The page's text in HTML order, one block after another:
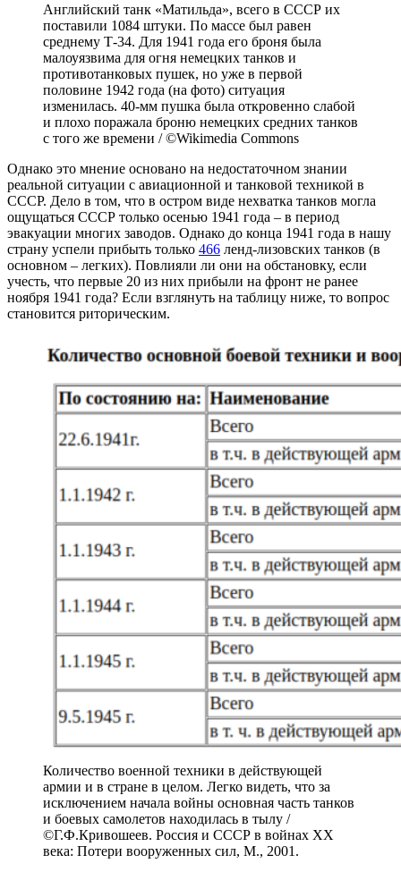
Английский танк «Матильда», всего в СССР их
поставили 1084 штуки. По массе был равен
среднему Т-34. Для 1941 года его броня была
малоуязвима для огня немецких танков и
противотанковых пушек, но уже в первой
половине 1942 года (на фото) ситуация
изменилась. 40-мм пушка была откровенно слабой
и плохо поражала броню немецких средних танков
с того же времени / ©Wikimedia Commons
Однако это мнение основано на недостаточном знании
реальной ситуации с авиационной и танковой техникой в
СССР. Дело в том, что в остром виде нехватка танков могла
ощущаться СССР только осенью 1941 года – в период
эвакуации многих заводов. Однако до конца 1941 года в нашу
страну успели прибыть только 466 ленд-лизовских танков (в
основном – легких). Повлияли ли они на обстановку, если
учесть, что первые 20 из них прибыли на фронт не ранее
ноября 1941 года? Если взглянуть на таблицу ниже, то вопрос
становится риторическим.
Количество военной техники в действующей
армии и в стране в целом. Легко видеть, что за
исключением начала войны основная часть танков
и боевых самолетов находилась в тылу /
©Г.Ф.Кривошеев. Россия и СССР в войнах XX
века: Потери вооруженных сил, М., 2001.